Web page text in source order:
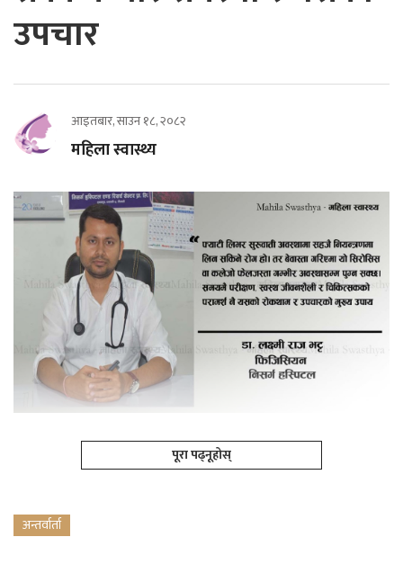
उपचार
आइतबार, साउन १८, २०८२
महिला स्वास्थ्य
पूरा पढ्नूहोस्
अन्तर्वार्ता